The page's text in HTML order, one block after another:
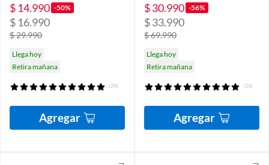
$ 14.990 -50%
$ 16.990
$ 29.990
Llega hoy
Retira mañana
(24)
Agregar
$ 30.990 -56%
$ 33.990
$ 69.990
Llega hoy
Retira mañana
(16)
Agregar